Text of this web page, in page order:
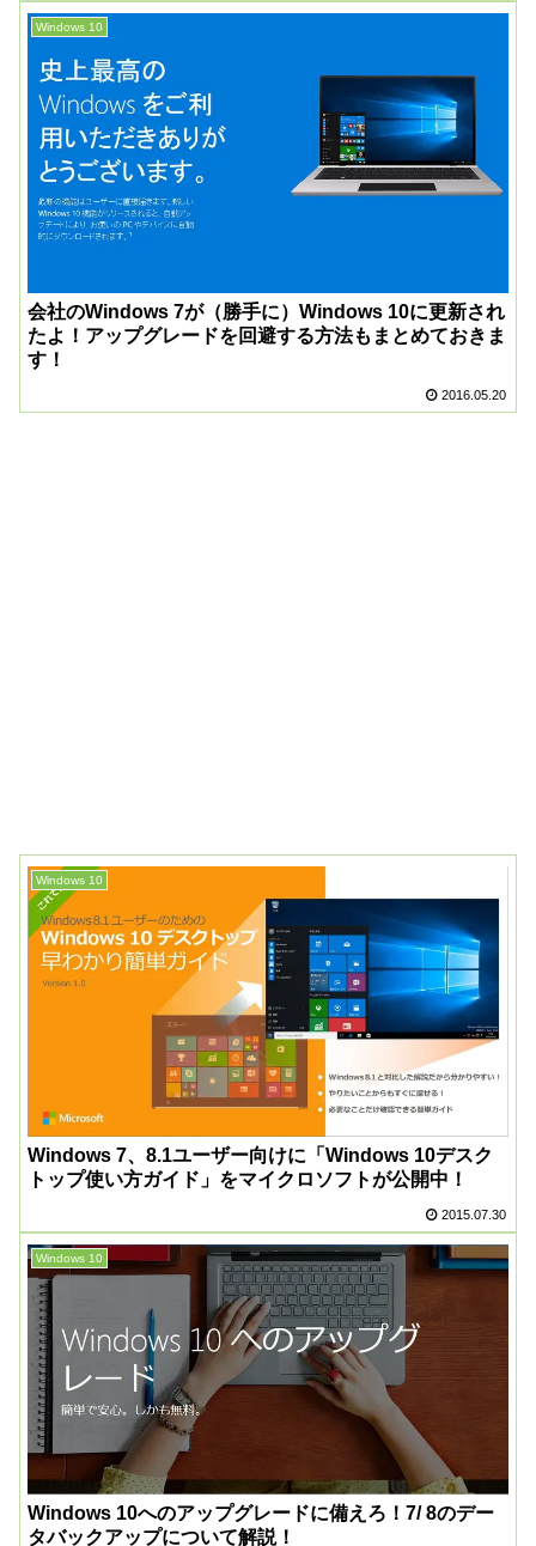
Windows 10
会社のWindows 7が（勝手に）Windows 10に更新され
たよ！アップグレードを回避する方法もまとめておきま
す！
2016.05.20
Windows 10
Windows 7、8.1ユーザー向けに「Windows 10デスク
トップ使い方ガイド」をマイクロソフトが公開中！
2015.07.30
Windows 10
Windows 10へのアップグレードに備えろ！7/ 8のデー
タバックアップについて解説！